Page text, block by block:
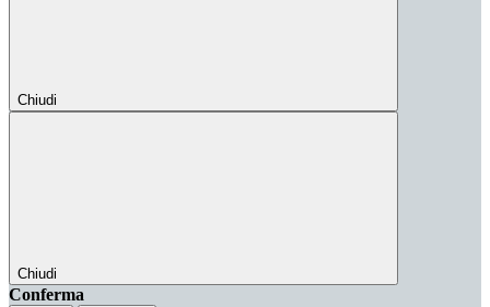
Chiudi
Chiudi
Conferma